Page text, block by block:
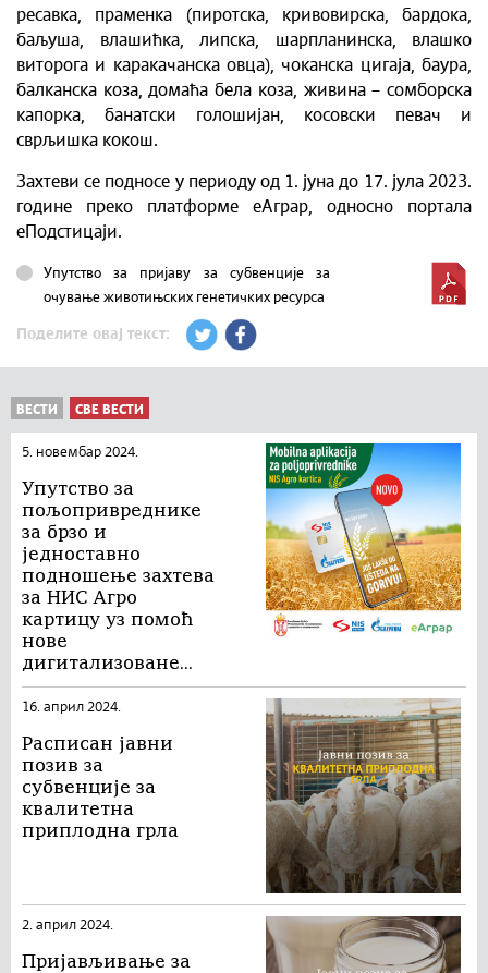
ресавка, праменка (пиротска, кривовирска, бардока,
баљуша, влашићка, липска, шарпланинска, влашко
виторога и каракачанска овца), чоканска цигаја, баура,
балканска коза, домаћа бела коза, живина – сомборска
капорка, банатски голошијан, косовски певач и
сврљишка кокош.
Захтеви се подносе у периоду од 1. јуна до 17. јула 2023.
године преко платформе еАграр, односно портала
еПодстицаји.
Упутство за пријаву за субвенције за
очување животињских генетичких ресурса
Поделите овај текст:
ВЕСТИ СВЕ ВЕСТИ
5. новембар 2024.
Упутство за
пољопривреднике
за брзо и
једноставно
подношење захтева
за НИС Агро
картицу уз помоћ
нове
дигитализоване...
16. април 2024.
Расписан јавни
позив за
субвенције за
квалитетна
приплодна грла
2. април 2024.
Пријављивање за